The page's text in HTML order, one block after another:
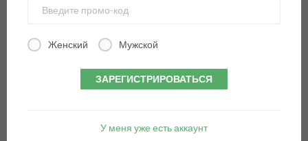
Женский Мужской
ЗАРЕГИСТРИРОВАТЬСЯ
У меня уже есть аккаунт